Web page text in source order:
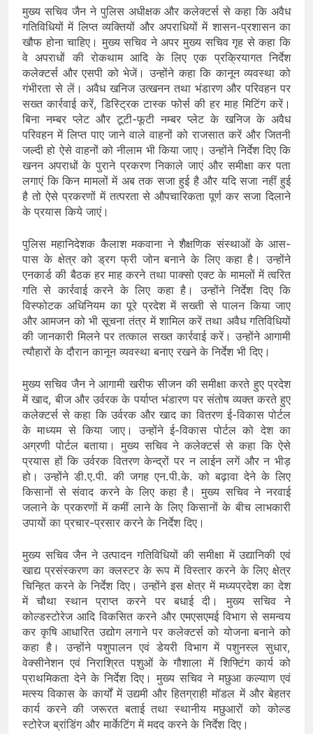
मुख्य सचिव जैन ने पुलिस अधीक्षक और कलेक्टर्स से कहा कि अवैध
गतिविधियों में लिप्त व्यक्तियों और अपराधियों में शासन-प्रशासन का
खौफ होना चाहिए। मुख्य सचिव ने अपर मुख्य सचिव गृह से कहा कि
वे अपराधों की रोकथाम आदि के लिए एक प्रक्रियागत निर्देश
कलेक्टर्स और एसपी को भेजें। उन्होंने कहा कि कानून व्यवस्था को
गंभीरता से लें। अवैध खनिज उत्खनन तथा भंडारण और परिवहन पर
सख्त कार्रवाई करें, डिस्ट्रिक टास्क फोर्स की हर माह मिटिंग करें।
बिना नम्बर प्लेट और टूटी-फूटी नम्बर प्लेट के खनिज के अवैध
परिवहन में लिप्त पाए जाने वाले वाहनों को राजसात करें और जितनी
जल्दी हो ऐसे वाहनों को नीलाम भी किया जाए। उन्होंने निर्देश दिए कि
खनन अपराधों के पुराने प्रकरण निकाले जाएं और समीक्षा कर पता
लगाएं कि किन मामलों में अब तक सजा हुई है और यदि सजा नहीं हुई
है तो ऐसे प्रकरणों में तत्परता से औपचारिकता पूर्ण कर सजा दिलाने
के प्रयास किये जाएं।
पुलिस महानिदेशक कैलाश मकवाना ने शैक्षणिक संस्थाओं के आस-
पास के क्षेत्र को ड्रग फ्री जोन बनाने के लिए कहा है। उन्होंने
एनकार्ड की बैठक हर माह करने तथा पाक्सो एक्ट के मामलों में त्वरित
गति से कार्रवाई करने के लिए कहा है। उन्होंने निर्देश दिए कि
विस्फोटक अधिनियम का पूरे प्रदेश में सख्ती से पालन किया जाए
और आमजन को भी सूचना तंत्र में शामिल करें तथा अवैध गतिविधियों
की जानकारी मिलने पर तत्काल सख्त कार्रवाई करें। उन्होंने आगामी
त्यौहारों के दौरान कानून व्यवस्था बनाए रखने के निर्देश भी दिए।
मुख्य सचिव जैन ने आगामी खरीफ सीजन की समीक्षा करते हुए प्रदेश
में खाद, बीज और उर्वरक के पर्याप्त भंडारण पर संतोष व्यक्त करते हुए
कलेक्टर्स से कहा कि उर्वरक और खाद का वितरण ई-विकास पोर्टल
के माध्यम से किया जाए। उन्होंने ई-विकास पोर्टल को देश का
अग्रणी पोर्टल बताया। मुख्य सचिव ने कलेक्टर्स से कहा कि ऐसे
प्रयास हों कि उर्वरक वितरण केन्द्रों पर न लाईन लगें और न भीड़
हो। उन्होंने डी.ए.पी. की जगह एन.पी.के. को बढ़ावा देने के लिए
किसानों से संवाद करने के लिए कहा है। मुख्य सचिव ने नरवाई
जलाने के प्रकरणों में कमीं लाने के लिए किसानों के बीच लाभकारी
उपायों का प्रचार-प्रसार करने के निर्देश दिए।
मुख्य सचिव जैन ने उत्पादन गतिविधियों की समीक्षा में उद्यानिकी एवं
खाद्य प्रसंस्करण का क्लस्टर के रूप में विस्तार करने के लिए क्षेत्र
चिन्हित करने के निर्देश दिए। उन्होंने इस क्षेत्र में मध्यप्रदेश का देश
में चौथा स्थान प्राप्त करने पर बधाई दी। मुख्य सचिव ने
कोल्डस्टोरेज आदि विकसित करने और एमएसएमई विभाग से समन्वय
कर कृषि आधारित उद्योग लगाने पर कलेक्टर्स को योजना बनाने को
कहा है। उन्होंने पशुपालन एवं डेयरी विभाग में पशुनस्ल सुधार,
वेक्सीनेशन एवं निराश्रित पशुओं के गौशाला में शिफ्टिंग कार्य को
प्राथमिकता देने के निर्देश दिए। मुख्य सचिव ने मछुआ कल्याण एवं
मत्स्य विकास के कार्यों में उद्यमी और हितग्राही मॉडल में और बेहतर
कार्य करने की जरूरत बताई तथा स्थानीय मछुआरों को कोल्ड
स्टोरेज ब्रांडिंग और मार्केटिंग में मदद करने के निर्देश दिए।